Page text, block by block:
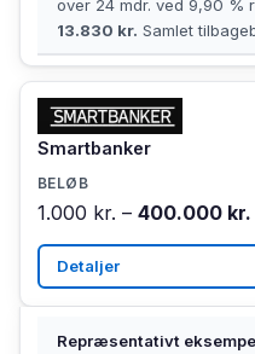
over 24 mdr. ved 9,90 %
13.830 kr. Samlet
Smartbanker
1.000 kr. – 400.000 kr.
Detaljer
Repræsentativt